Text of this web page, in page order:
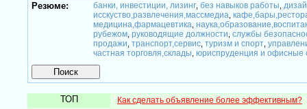
Резюме:
банки, инвестиции, лизинг, без навыков работы
исскуство,развлечения,массмедиа
медицина,фармацевтика
рубежом, руководящие должности службы
продажи транспорт,сервис, туризм и спорт,
частная торговля,склады юриспруденция и офисные
ТОП Как сделать объявление более эффективным?